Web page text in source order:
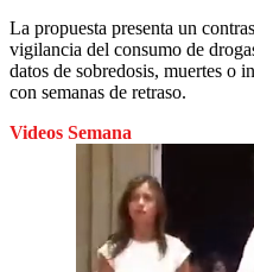
La propuesta presenta un
vigilancia del consumo de
datos de sobredosis, muertes o
con semanas de retraso.
Videos Semana